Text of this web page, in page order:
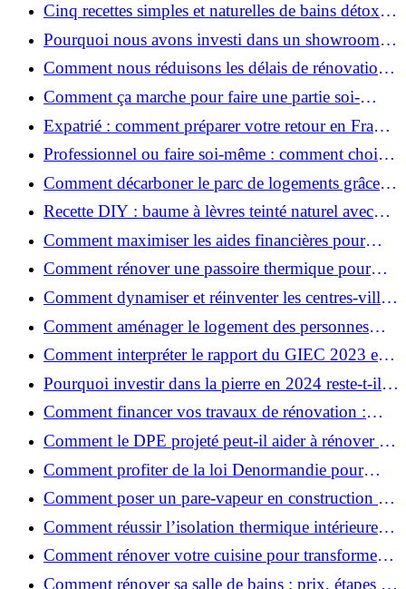
Cinq recettes simples et naturelles de bains détox
maison
Pourquoi nous avons investi dans un showroom-
atelier et ce que cela apporte aux clients
Comment nous réduisons les délais de rénovation à
3 mois au lieu de 6?
Comment ça marche pour faire une partie soi-
même et nous confier le reste ?
Expatrié : comment préparer votre retour en France
et rénover votre bien à distance ?
Professionnel ou faire soi-même : comment choisir
pour votre rénovation ?
Comment décarboner le parc de logements grâce à
la rénovation énergétique ?
Recette DIY : baume à lèvres teinté naturel avec
SPF
Comment maximiser les aides financières pour
votre rénovation ?
Comment rénover une passoire thermique pour
une maison durable ?
Comment dynamiser et réinventer les centres-villes
avec Action Cœur de Ville ?
Comment aménager le logement des personnes
âgées et obtenir des aides financières ?
Comment interpréter le rapport du GIEC 2023 et
en retenir l'essentiel ?
Pourquoi investir dans la pierre en 2024 reste-t-il
un choix sûr ?
Comment financer vos travaux de rénovation :
aides, prêts et solutions pratiques ?
Comment le DPE projeté peut-il aider à rénover et
valoriser votre bien ?
Comment profiter de la loi Denormandie pour
investir dans l'ancien et défiscaliser ?
Comment poser un pare-vapeur en construction et
rénovation : rôle et erreurs à éviter?
Comment réussir l’isolation thermique intérieure
pour une maison économe en énergie ?
Comment rénover votre cuisine pour transformer
votre espace de vie ?
Comment rénover sa salle de bains : prix, étapes et